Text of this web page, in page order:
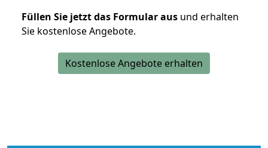
Füllen Sie jetzt das Formular aus und erhalten
Sie kostenlose Angebote.
Kostenlose Angebote erhalten